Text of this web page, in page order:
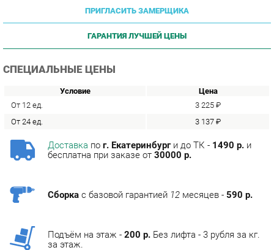
ГАРАНТИЯ ЛУЧШЕЙ ЦЕНЫ
СПЕЦИАЛЬНЫЕ ЦЕНЫ
От 12 ед.
3 137 ₽
Сборкас базовой гарантией12месяцев -
Подъём на этаж -200 р.Без лифта - 3 рубля за кг.
ТЭГИ